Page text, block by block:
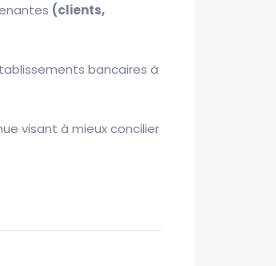
(clients,
bancaires à
visant à mieux concilier